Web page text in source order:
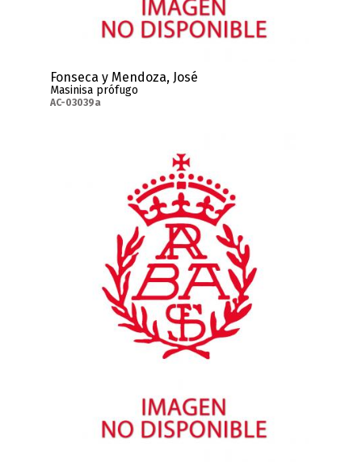
Fonseca y Mendoza, José
Masinisa prófugo
AC-03039a